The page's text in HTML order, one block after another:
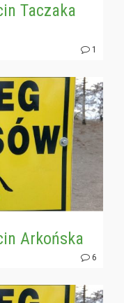
Taczaka
1
Arkońska
6